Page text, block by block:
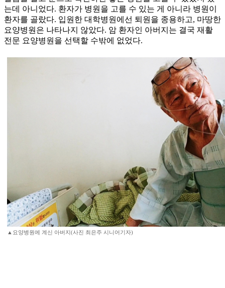
는데 아니었다. 환자가 병원을 고를 수 있는 게 아니라 병원이
환자를 골랐다. 입원한 대학병원에선 퇴원을 종용하고, 마땅한
요양병원은 나타나지 않았다. 암 환자인 아버지는 결국 재활
전문 요양병원을 선택할 수밖에 없었다.
▲요양병원에 계신 아버지(사진 최은주 시니어기자)